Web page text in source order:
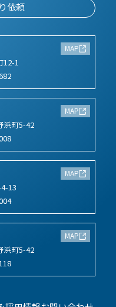
依頼
MAP
12-1
MAP
浜町5-42
MAP
13
MAP
浜町5-42